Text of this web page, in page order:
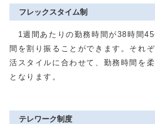
フレックスタイム制
1週間あたりの勤務時間が38時間
間を割り振ることができます。それ
活スタイルに合わせて、勤務時間を
となります。
テレワーク制度